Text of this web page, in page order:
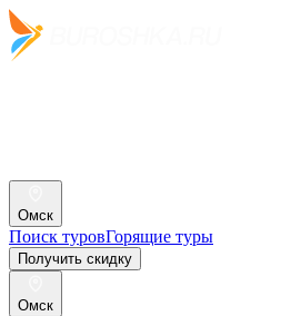
Омск
Поиск туровГорящие туры
Получить скидку
Омск